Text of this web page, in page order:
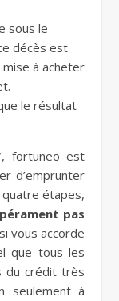
sous le
décès est
à acheter
le résultat
fortuneo est
d’emprunter
étapes,
pas
vous accorde
que tous les
du crédit très
seulement à